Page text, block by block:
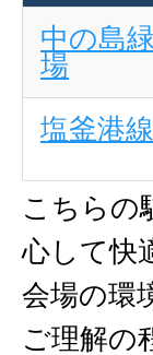
中の島
場
塩釜港
こちらの
心して快
会場の環
ご理解の